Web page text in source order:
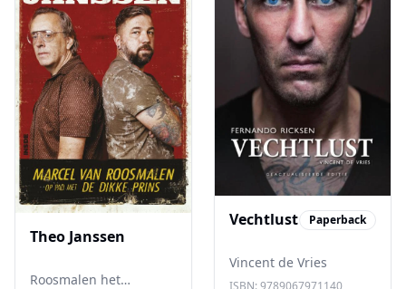
Theo Janssen
Roosmalen het
Vechtlust Paperback
Vincent de Vries
ISBN:9789067971140